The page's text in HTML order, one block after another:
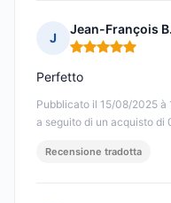
J
Jean-François B.
Nota: 5 su 5
Pubblicato il 15/08/2025 à
a seguito di un acquisto di
Perfetto
Recensione tradotta